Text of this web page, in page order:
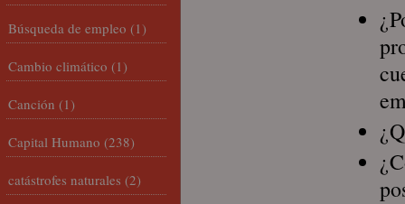
Búsqueda de empleo (1)
Cambio climático (1)
Canción (1)
Capital Humano (238)
catástrofes naturales (2)